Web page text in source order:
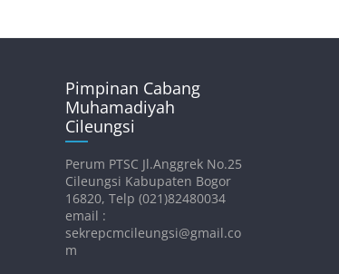
Pimpinan Cabang
Muhamadiyah
Cileungsi
Perum PTSC Jl.Anggrek No.25
Cileungsi Kabupaten Bogor
16820, Telp (021)82480034
email :
sekrepcmcileungsi@gmail.co
m